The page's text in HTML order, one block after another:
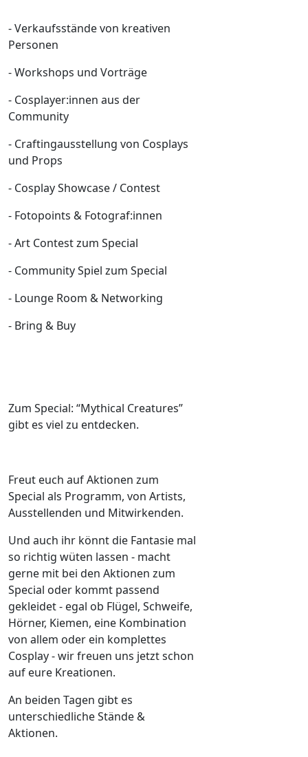
- Verkaufsstände von kreativen
Personen
- Workshops und Vorträge
- Cosplayer:innen aus der
Community
- Craftingausstellung von Cosplays
und Props
- Cosplay Showcase / Contest
- Fotopoints & Fotograf:innen
- Art Contest zum Special
- Community Spiel zum Special
- Lounge Room & Networking
- Bring & Buy
Zum Special: “Mythical Creatures”
gibt es viel zu entdecken.
Freut euch auf Aktionen zum
Special als Programm, von Artists,
Ausstellenden und Mitwirkenden.
Und auch ihr könnt die Fantasie mal
so richtig wüten lassen - macht
gerne mit bei den Aktionen zum
Special oder kommt passend
gekleidet - egal ob Flügel, Schweife,
Hörner, Kiemen, eine Kombination
von allem oder ein komplettes
Cosplay - wir freuen uns jetzt schon
auf eure Kreationen.
An beiden Tagen gibt es
unterschiedliche Stände &
Aktionen.